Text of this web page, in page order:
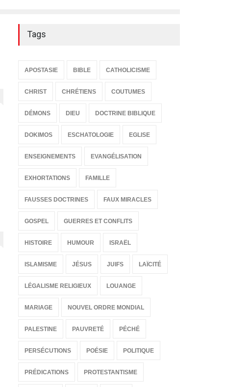
Tags
APOSTASIE BIBLE CATHOLICISME
CHRIST CHRÉTIENS COUTUMES
DÉMONS DIEU DOCTRINE BIBLIQUE
DOKIMOS ESCHATOLOGIE EGLISE
ENSEIGNEMENTS EVANGÉLISATION
EXHORTATIONS FAMILLE
FAUSSES DOCTRINES FAUX MIRACLES
GOSPEL GUERRES ET CONFLITS
HISTOIRE HUMOUR ISRAËL
ISLAMISME JÉSUS JUIFS LAÏCITÉ
LÉGALISME RELIGIEUX LOUANGE
MARIAGE NOUVEL ORDRE MONDIAL
PALESTINE PAUVRETÉ PÉCHÉ
PERSÉCUTIONS POÉSIE POLITIQUE
PRÉDICATIONS PROTESTANTISME